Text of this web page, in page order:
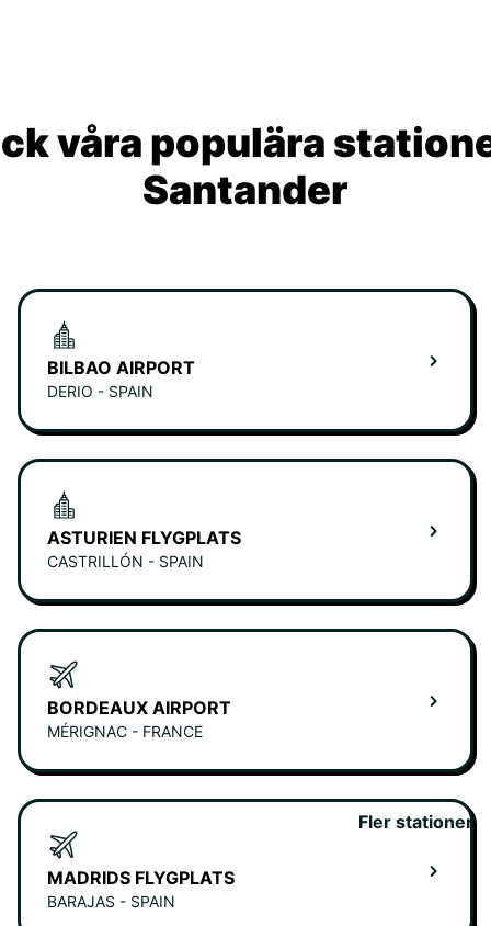
våra populära
Santander
BILBAO AIRPORT
DERIO - SPAIN
ASTURIEN FLYGPLATS
CASTRILLÓN - SPAIN
BORDEAUX AIRPORT
MÉRIGNAC - FRANCE
MADRIDS FLYGPLATS
BARAJAS - SPAIN
Fler stationer